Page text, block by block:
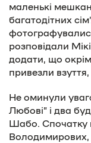
маленькі
багатодітних
розповідали
додати, що
привезли
Не оминули
Любові” і два
Шабо. Спочатку
Володимирових,